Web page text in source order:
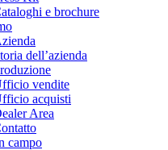
e brochure
dell’azienda
vendite
acquisti
Area
campo